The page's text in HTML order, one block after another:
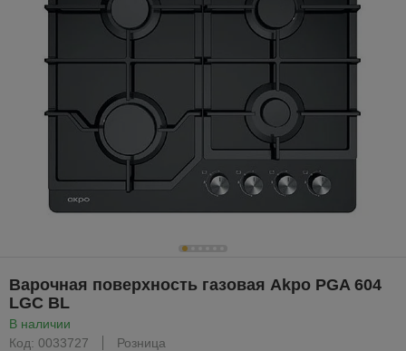
Варочная поверхность газовая Akpo PGA 604
LGC BL
В наличии
Код: 0033727
Розница